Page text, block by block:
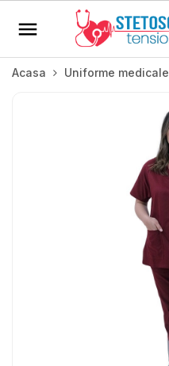
Toggle
navigation

Acasa Uniforme medicale